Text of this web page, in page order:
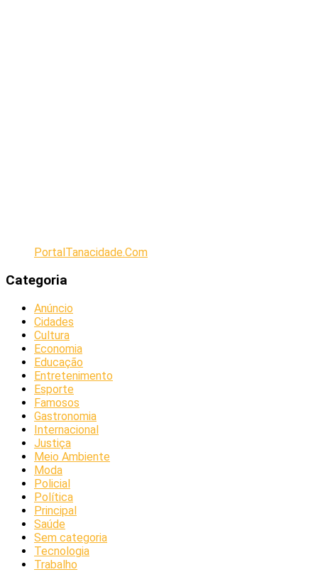
PortalTanacidade.Com
Categoria
Anúncio
Cidades
Cultura
Economia
Educação
Entretenimento
Esporte
Famosos
Gastronomia
Internacional
Justiça
Meio Ambiente
Moda
Policial
Política
Principal
Saúde
Sem categoria
Tecnologia
Trabalho